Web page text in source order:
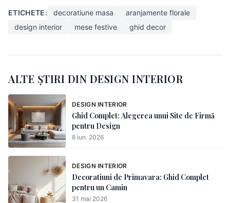
ETICHETE: decoratiune masa
aranjamente florale
design interior
mese festive ghid decor
ALTE ȘTIRI DIN DESIGN INTERIOR
DESIGN INTERIOR
Ghid Complet: Alegerea unui Site de Firmă
pentru Design
8 iun. 2026
DESIGN INTERIOR
Decoratiuni de Primavara: Ghid Complet
pentru un Camin
31 mai 2026